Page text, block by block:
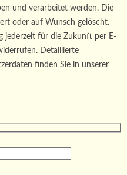
und verarbeitet werden. Die
oder auf Wunsch gelöscht.
jederzeit für die Zukunft per E-
Detaillierte
finden Sie in unserer